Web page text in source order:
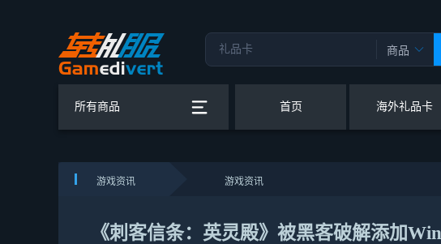
商品
所有商品 首页 海外礼品卡
游戏资讯 游戏资讯
《刺客信条：英灵殿》被黑客破解添加